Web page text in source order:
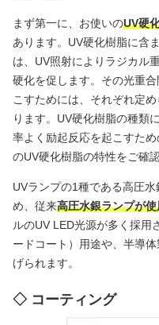
まず第一に、お使いのUV硬
あります。UV硬化樹脂に含
は、UV照射によりラジカル
硬化を促します。その光重
こすためには、それぞれ定
ります。UV硬化樹脂の種類
率よく励起反応を起こすた
のUV硬化樹脂の特性をご確
UVランプの1種である高圧
め、従来高圧水銀ランプが
ルのUV LED光源が多く採用
ードコート）用途や、半導
げられます。
コーティング